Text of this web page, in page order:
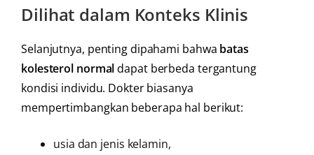
Dilihat dalam Konteks Klinis
Selanjutnya, penting dipahami bahwa batas
kolesterol normaldapat berbeda tergantung
kondisi individu. Dokter biasanya
mempertimbangkan beberapa hal berikut:
usia dan jenis kelamin,